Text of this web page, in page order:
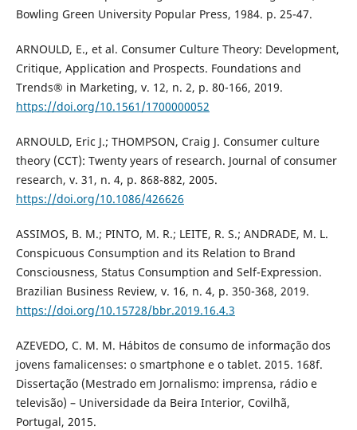
Bowling Green University Popular Press, 1984. p. 25-47.
ARNOULD, E., et al. Consumer Culture Theory: Development,
Critique, Application and Prospects. Foundations and
Trends® in Marketing, v. 12, n. 2, p. 80-166, 2019.
https://doi.org/10.1561/1700000052
ARNOULD, Eric J.; THOMPSON, Craig J. Consumer culture
theory (CCT): Twenty years of research. Journal of consumer
research, v. 31, n. 4, p. 868-882, 2005.
https://doi.org/10.1086/426626
ASSIMOS, B. M.; PINTO, M. R.; LEITE, R. S.; ANDRADE, M. L.
Conspicuous Consumption and its Relation to Brand
Consciousness, Status Consumption and Self-Expression.
Brazilian Business Review, v. 16, n. 4, p. 350-368, 2019.
https://doi.org/10.15728/bbr.2019.16.4.3
AZEVEDO, C. M. M. Hábitos de consumo de informação dos
jovens famalicenses: o smartphone e o tablet. 2015. 168f.
Dissertação (Mestrado em Jornalismo: imprensa, rádio e
televisão) – Universidade da Beira Interior, Covilhã,
Portugal, 2015.